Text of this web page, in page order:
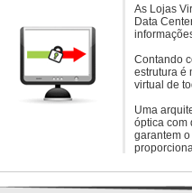
As Lojas
Data
Contando
estrutura é
virtual de
Uma
óptica com
garantem